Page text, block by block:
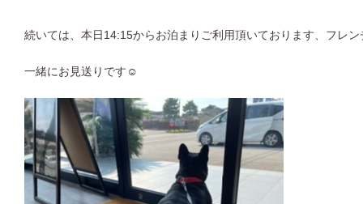
続いては、本日14:15からお泊まりご利用頂いております、フレ
一緒にお見送りです☺︎